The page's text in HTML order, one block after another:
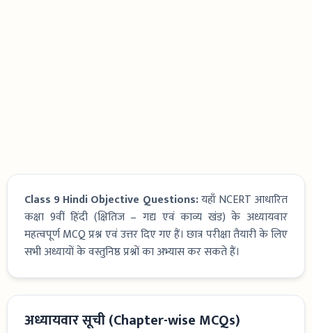
Class 9 Hindi Objective Questions:यहाँ NCERT आधारित
कक्षा 9वीं हिंदी (क्षितिज – गद्य एवं काव्य खंड) के अध्यायवार
महत्वपूर्ण MCQ प्रश्न एवं उत्तर दिए गए हैं। छात्र परीक्षा तैयारी के लिए
सभी अध्यायों के वस्तुनिष्ठ प्रश्नों का अभ्यास कर सकते हैं।
अध्यायवार सूची (Chapter-wise MCQs)